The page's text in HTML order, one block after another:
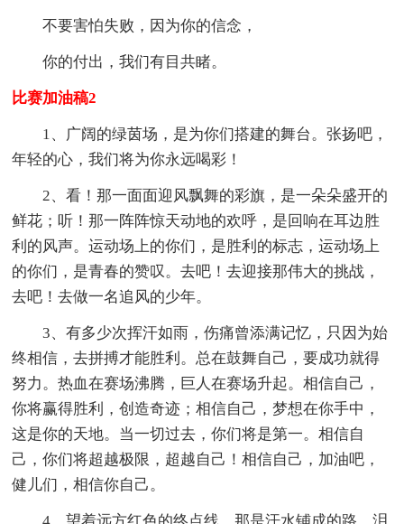
不要害怕失败，因为你的信念，
你的付出，我们有目共睹。
比赛加油稿2
1、广阔的绿茵场，是为你们搭建的舞台。张扬吧，
年轻的心，我们将为你永远喝彩！
2、看！那一面面迎风飘舞的彩旗，是一朵朵盛开的
鲜花；听！那一阵阵惊天动地的欢呼，是回响在耳边胜
利的风声。运动场上的你们，是胜利的标志，运动场上
的你们，是青春的赞叹。去吧！去迎接那伟大的挑战，
去吧！去做一名追风的少年。
3、有多少次挥汗如雨，伤痛曾添满记忆，只因为始
终相信，去拼搏才能胜利。总在鼓舞自己，要成功就得
努力。热血在赛场沸腾，巨人在赛场升起。相信自己，
你将赢得胜利，创造奇迹；相信自己，梦想在你手中，
这是你的天地。当一切过去，你们将是第一。相信自
己，你们将超越极限，超越自己！相信自己，加油吧，
健儿们，相信你自己。